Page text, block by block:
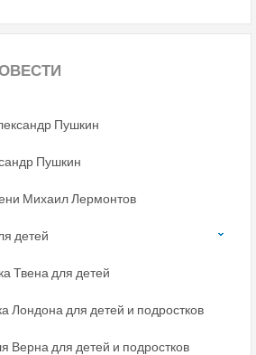
Пушкин
Пушкин
Михаил Лермонтов
детей
Твена для детей
Лондона для детей и подростков
Верна для детей и подростков